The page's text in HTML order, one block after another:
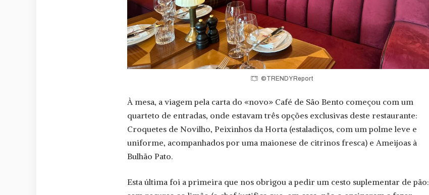
©TRENDY Report
À mesa, a viagem pela carta do «novo» Café de São Bento começou com um
quarteto de entradas, onde estavam três opções exclusivas deste restaurante:
Croquetes de Novilho, Peixinhos da Horta (estaladiços, com um polme leve e
uniforme, acompanhados por uma maionese de citrinos fresca) e Ameijoas à
Bulhão Pato.
Esta última foi a primeira que nos obrigou a pedir um cesto suplementar de pão: